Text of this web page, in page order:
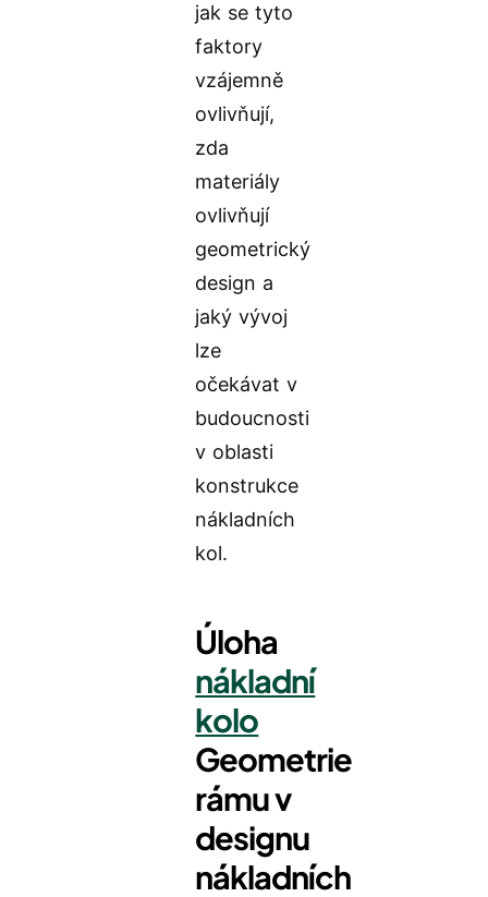
jak se tyto
faktory
vzájemně
ovlivňují,
zda
materiály
ovlivňují
geometrický
design a
jaký vývoj
lze
očekávat v
budoucnosti
v oblasti
konstrukce
nákladních
kol.
Úloha
nákladní
kolo
Geometrie
rámu v
designu
nákladních